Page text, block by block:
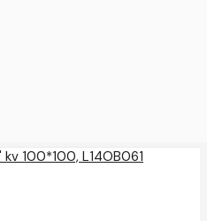
100*100, L14OB061